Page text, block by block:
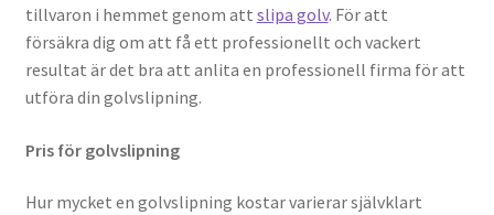
tillvaron i hemmet genom att slipa golv. För att
försäkra dig om att få ett professionellt och vackert
resultat är det bra att anlita en professionell firma för att
utföra din golvslipning.
Pris för golvslipning
Hur mycket en golvslipning kostar varierar självklart